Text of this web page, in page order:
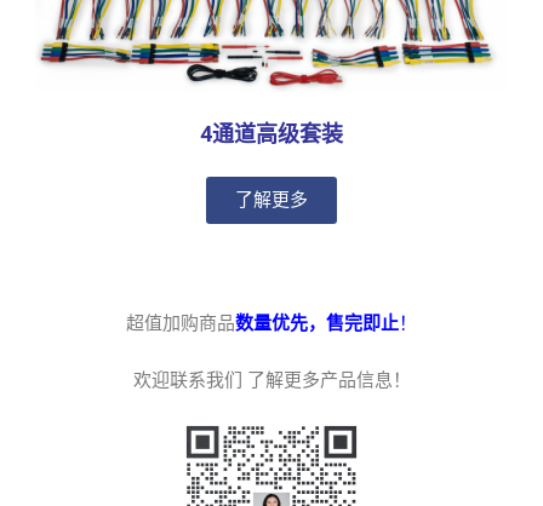
4通道高级套装
了解更多
超值加购商品数量优先，售完即止！
欢迎联系我们 了解更多产品信息！